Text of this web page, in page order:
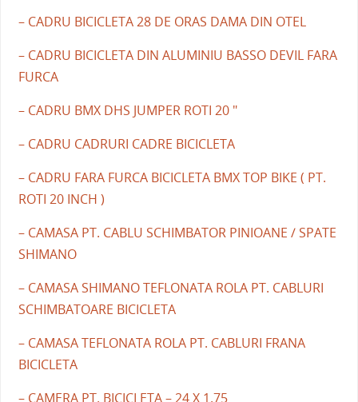
– CADRU BICICLETA 28 DE ORAS DAMA DIN OTEL
– CADRU BICICLETA DIN ALUMINIU BASSO DEVIL FARA
FURCA
– CADRU BMX DHS JUMPER ROTI 20 "
– CADRU CADRURI CADRE BICICLETA
– CADRU FARA FURCA BICICLETA BMX TOP BIKE ( PT.
ROTI 20 INCH )
– CAMASA PT. CABLU SCHIMBATOR PINIOANE / SPATE
SHIMANO
– CAMASA SHIMANO TEFLONATA ROLA PT. CABLURI
SCHIMBATOARE BICICLETA
– CAMASA TEFLONATA ROLA PT. CABLURI FRANA
BICICLETA
– CAMERA PT. BICICLETA – 24 X 1.75